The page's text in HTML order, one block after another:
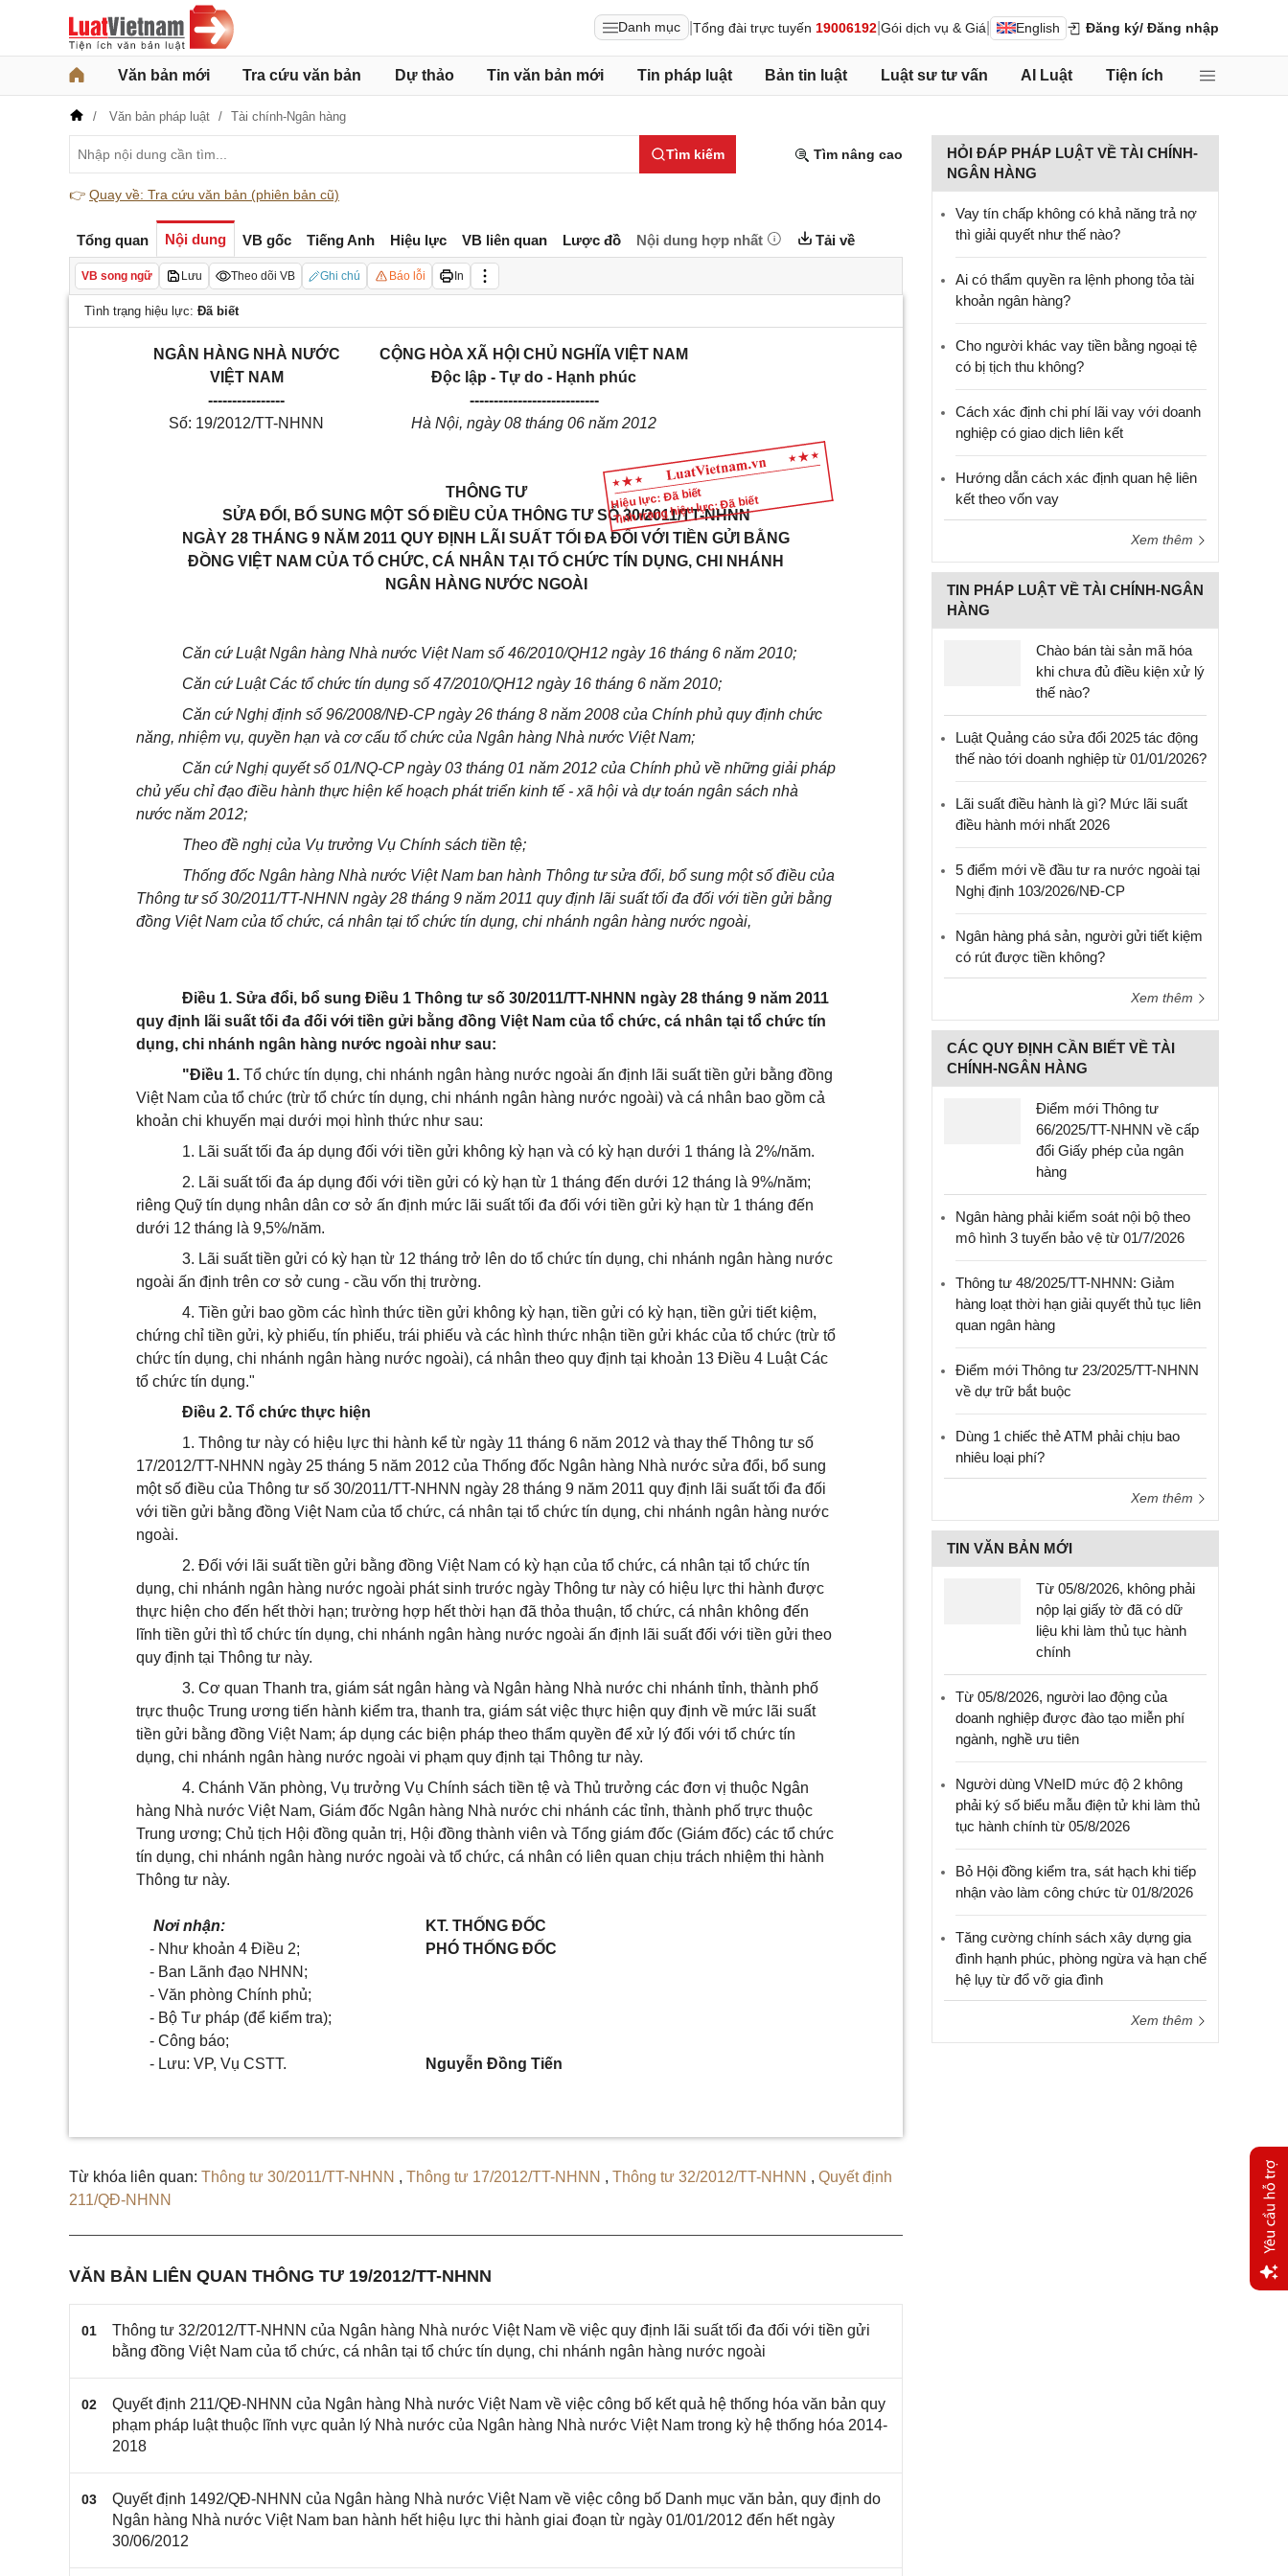
Danh mục Tổng đài trực tuyến 19006192 Gói dịch vụ & Giá English Đăng ký/ Đăng nhập
Văn bản mới Tra cứu văn bản Dự thảo Tin văn bản mới Tin pháp luật Bản tin luật Luật sư tư vấn AI Luật Tiện ích
Văn bản pháp luật Tài chính-Ngân hàng
Tìm kiếm Tìm nâng cao
👉 Quay về: Tra cứu văn bản (phiên bản cũ)
Tổng quan Nội dung VB gốc Tiếng Anh Hiệu lực VB liên quan Lược đồ Nội dung hợp nhất Tải về
VB song ngữ Lưu Theo dõi VB Ghi chú Báo lỗi In
Tình trạng hiệu lực: Đã biết
Hiệu lực: Đã biết
Tình trạng hiệu lực: Đã biết
NGÂN HÀNG NHÀ NƯỚC
VIỆT NAM
----------------
Số: 19/2012/TT-NHNN
CỘNG HÒA XÃ HỘI CHỦ NGHĨA VIỆT NAM
Độc lập - Tự do - Hạnh phúc
---------------------------
Hà Nội, ngày 08 tháng 06 năm 2012
THÔNG TƯ
SỬA ĐỔI, BỔ SUNG MỘT SỐ ĐIỀU CỦA THÔNG TƯ SỐ 30/2011/TT-NHNN
NGÀY 28 THÁNG 9 NĂM 2011 QUY ĐỊNH LÃI SUẤT TỐI ĐA ĐỐI VỚI TIỀN GỬI BẰNG
ĐỒNG VIỆT NAM CỦA TỔ CHỨC, CÁ NHÂN TẠI TỔ CHỨC TÍN DỤNG, CHI NHÁNH
NGÂN HÀNG NƯỚC NGOÀI
Căn cứ Luật Ngân hàng Nhà nước Việt Nam số 46/2010/QH12 ngày 16 tháng 6 năm 2010;
Căn cứ Luật Các tổ chức tín dụng số 47/2010/QH12 ngày 16 tháng 6 năm 2010;
Căn cứ Nghị định số 96/2008/NĐ-CP ngày 26 tháng 8 năm 2008 của Chính phủ quy định chức
năng, nhiệm vụ, quyền hạn và cơ cấu tổ chức của Ngân hàng Nhà nước Việt Nam;
Căn cứ Nghị quyết số 01/NQ-CP ngày 03 tháng 01 năm 2012 của Chính phủ về những giải pháp
chủ yếu chỉ đạo điều hành thực hiện kế hoạch phát triển kinh tế - xã hội và dự toán ngân sách nhà
nước năm 2012;
Theo đề nghị của Vụ trưởng Vụ Chính sách tiền tệ;
Thống đốc Ngân hàng Nhà nước Việt Nam ban hành Thông tư sửa đổi, bổ sung một số điều của
Thông tư số 30/2011/TT-NHNN ngày 28 tháng 9 năm 2011 quy định lãi suất tối đa đối với tiền gửi bằng
đồng Việt Nam của tổ chức, cá nhân tại tổ chức tín dụng, chi nhánh ngân hàng nước ngoài,
Điều 1. Sửa đổi, bổ sung Điều 1 Thông tư số 30/2011/TT-NHNN ngày 28 tháng 9 năm 2011
quy định lãi suất tối đa đối với tiền gửi bằng đồng Việt Nam của tổ chức, cá nhân tại tổ chức tín
dụng, chi nhánh ngân hàng nước ngoài như sau:
"Điều 1. Tổ chức tín dụng, chi nhánh ngân hàng nước ngoài ấn định lãi suất tiền gửi bằng đồng
Việt Nam của tổ chức (trừ tổ chức tín dụng, chi nhánh ngân hàng nước ngoài) và cá nhân bao gồm cả
khoản chi khuyến mại dưới mọi hình thức như sau:
1. Lãi suất tối đa áp dụng đối với tiền gửi không kỳ hạn và có kỳ hạn dưới 1 tháng là 2%/năm.
2. Lãi suất tối đa áp dụng đối với tiền gửi có kỳ hạn từ 1 tháng đến dưới 12 tháng là 9%/năm;
riêng Quỹ tín dụng nhân dân cơ sở ấn định mức lãi suất tối đa đối với tiền gửi kỳ hạn từ 1 tháng đến
dưới 12 tháng là 9,5%/năm.
3. Lãi suất tiền gửi có kỳ hạn từ 12 tháng trở lên do tổ chức tín dụng, chi nhánh ngân hàng nước
ngoài ấn định trên cơ sở cung - cầu vốn thị trường.
4. Tiền gửi bao gồm các hình thức tiền gửi không kỳ hạn, tiền gửi có kỳ hạn, tiền gửi tiết kiệm,
chứng chỉ tiền gửi, kỳ phiếu, tín phiếu, trái phiếu và các hình thức nhận tiền gửi khác của tổ chức (trừ tổ
chức tín dụng, chi nhánh ngân hàng nước ngoài), cá nhân theo quy định tại khoản 13 Điều 4 Luật Các
tổ chức tín dụng."
Điều 2. Tổ chức thực hiện
1. Thông tư này có hiệu lực thi hành kể từ ngày 11 tháng 6 năm 2012 và thay thế Thông tư số
17/2012/TT-NHNN ngày 25 tháng 5 năm 2012 của Thống đốc Ngân hàng Nhà nước sửa đổi, bổ sung
một số điều của Thông tư số 30/2011/TT-NHNN ngày 28 tháng 9 năm 2011 quy định lãi suất tối đa đối
với tiền gửi bằng đồng Việt Nam của tổ chức, cá nhân tại tổ chức tín dụng, chi nhánh ngân hàng nước
ngoài.
2. Đối với lãi suất tiền gửi bằng đồng Việt Nam có kỳ hạn của tổ chức, cá nhân tại tổ chức tín
dụng, chi nhánh ngân hàng nước ngoài phát sinh trước ngày Thông tư này có hiệu lực thi hành được
thực hiện cho đến hết thời hạn; trường hợp hết thời hạn đã thỏa thuận, tổ chức, cá nhân không đến
lĩnh tiền gửi thì tổ chức tín dụng, chi nhánh ngân hàng nước ngoài ấn định lãi suất đối với tiền gửi theo
quy định tại Thông tư này.
3. Cơ quan Thanh tra, giám sát ngân hàng và Ngân hàng Nhà nước chi nhánh tỉnh, thành phố
trực thuộc Trung ương tiến hành kiểm tra, thanh tra, giám sát việc thực hiện quy định về mức lãi suất
tiền gửi bằng đồng Việt Nam; áp dụng các biện pháp theo thẩm quyền để xử lý đối với tổ chức tín
dụng, chi nhánh ngân hàng nước ngoài vi phạm quy định tại Thông tư này.
4. Chánh Văn phòng, Vụ trưởng Vụ Chính sách tiền tệ và Thủ trưởng các đơn vị thuộc Ngân
hàng Nhà nước Việt Nam, Giám đốc Ngân hàng Nhà nước chi nhánh các tỉnh, thành phố trực thuộc
Trung ương; Chủ tịch Hội đồng quản trị, Hội đồng thành viên và Tổng giám đốc (Giám đốc) các tổ chức
tín dụng, chi nhánh ngân hàng nước ngoài và tổ chức, cá nhân có liên quan chịu trách nhiệm thi hành
Thông tư này.
Nơi nhận:
- Như khoản 4 Điều 2;
- Ban Lãnh đạo NHNN;
- Văn phòng Chính phủ;
- Bộ Tư pháp (để kiểm tra);
- Công báo;
- Lưu: VP, Vụ CSTT.
KT. THỐNG ĐỐC
PHÓ THỐNG ĐỐC
Nguyễn Đồng Tiến
Từ khóa liên quan: Thông tư 30/2011/TT-NHNN , Thông tư 17/2012/TT-NHNN , Thông tư 32/2012/TT-NHNN , Quyết định
211/QĐ-NHNN
VĂN BẢN LIÊN QUAN THÔNG TƯ 19/2012/TT-NHNN
01
Thông tư 32/2012/TT-NHNN của Ngân hàng Nhà nước Việt Nam về việc quy định lãi suất tối đa đối với tiền gửi
bằng đồng Việt Nam của tổ chức, cá nhân tại tổ chức tín dụng, chi nhánh ngân hàng nước ngoài
02
Quyết định 211/QĐ-NHNN của Ngân hàng Nhà nước Việt Nam về việc công bố kết quả hệ thống hóa văn bản quy
phạm pháp luật thuộc lĩnh vực quản lý Nhà nước của Ngân hàng Nhà nước Việt Nam trong kỳ hệ thống hóa 2014-
2018
03
Quyết định 1492/QĐ-NHNN của Ngân hàng Nhà nước Việt Nam về việc công bố Danh mục văn bản, quy định do
Ngân hàng Nhà nước Việt Nam ban hành hết hiệu lực thi hành giai đoạn từ ngày 01/01/2012 đến hết ngày
30/06/2012
HỎI ĐÁP PHÁP LUẬT VỀ TÀI CHÍNH-
NGÂN HÀNG
Vay tín chấp không có khả năng trả nợ
thì giải quyết như thế nào?
Ai có thẩm quyền ra lệnh phong tỏa tài
khoản ngân hàng?
Cho người khác vay tiền bằng ngoại tệ
có bị tịch thu không?
Cách xác định chi phí lãi vay với doanh
nghiệp có giao dịch liên kết
Hướng dẫn cách xác định quan hệ liên
kết theo vốn vay
Xem thêm
TIN PHÁP LUẬT VỀ TÀI CHÍNH-NGÂN
HÀNG
Chào bán tài sản mã hóa
khi chưa đủ điều kiện xử lý
thế nào?
Luật Quảng cáo sửa đổi 2025 tác động
thế nào tới doanh nghiệp từ 01/01/2026?
Lãi suất điều hành là gì? Mức lãi suất
điều hành mới nhất 2026
5 điểm mới về đầu tư ra nước ngoài tại
Nghị định 103/2026/NĐ-CP
Ngân hàng phá sản, người gửi tiết kiệm
có rút được tiền không?
Xem thêm
CÁC QUY ĐỊNH CẦN BIẾT VỀ TÀI
CHÍNH-NGÂN HÀNG
Điểm mới Thông tư
66/2025/TT-NHNN về cấp
đổi Giấy phép của ngân
hàng
Ngân hàng phải kiểm soát nội bộ theo
mô hình 3 tuyến bảo vệ từ 01/7/2026
Thông tư 48/2025/TT-NHNN: Giảm
hàng loạt thời hạn giải quyết thủ tục liên
quan ngân hàng
Điểm mới Thông tư 23/2025/TT-NHNN
về dự trữ bắt buộc
Dùng 1 chiếc thẻ ATM phải chịu bao
nhiêu loại phí?
Xem thêm
TIN VĂN BẢN MỚI
Từ 05/8/2026, không phải
nộp lại giấy tờ đã có dữ
liệu khi làm thủ tục hành
chính
Từ 05/8/2026, người lao động của
doanh nghiệp được đào tạo miễn phí
ngành, nghề ưu tiên
Người dùng VNeID mức độ 2 không
phải ký số biểu mẫu điện tử khi làm thủ
tục hành chính từ 05/8/2026
Bỏ Hội đồng kiểm tra, sát hạch khi tiếp
nhận vào làm công chức từ 01/8/2026
Tăng cường chính sách xây dựng gia
đình hạnh phúc, phòng ngừa và hạn chế
hệ lụy từ đổ vỡ gia đình
Xem thêm